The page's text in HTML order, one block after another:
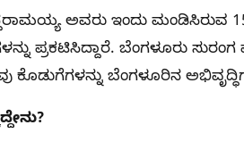
ಅವರು ಇಂದು ಮಂಡಿಸಿರುವ
ಪ್ರಕಟಿಸಿದ್ದಾರೆ. ಬೆಂಗಳೂರು
ಕೊಡುಗೆಗಳನ್ನು ಬೆಂಗಳೂರಿನ